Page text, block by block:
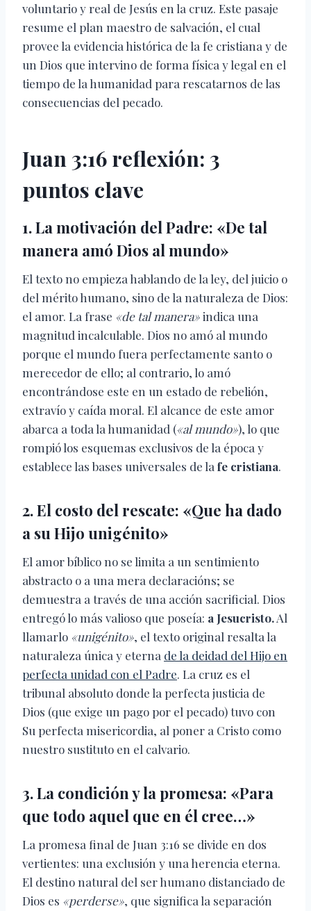
voluntario y real de Jesús en la cruz. Este pasaje
resume el plan maestro de salvación, el cual
provee la evidencia histórica de la fe cristiana y de
un Dios que intervino de forma física y legal en el
tiempo de la humanidad para rescatarnos de las
consecuencias del pecado.
Juan 3:16 reflexión: 3
puntos clave
1. La motivación del Padre: «De tal
manera amó Dios al mundo»
El texto no empieza hablando de la ley, del juicio o
del mérito humano, sino de la naturaleza de Dios:
el amor. La frase «de tal manera»indica una
magnitud incalculable. Dios no amó al mundo
porque el mundo fuera perfectamente santo o
merecedor de ello; al contrario, lo amó
encontrándose este en un estado de rebelión,
extravío y caída moral. El alcance de este amor
abarca a toda la humanidad («al mundo»), lo que
rompió los esquemas exclusivos de la época y
establece las bases universales de la fe cristiana.
2. El costo del rescate: «Que ha dado
a su Hijo unigénito»
El amor bíblico no se limita a un sentimiento
abstracto o a una mera declaracións; se
demuestra a través de una acción sacrificial. Dios
entregó lo más valioso que poseía: a Jesucristo.Al
llamarlo «unigénito», el texto original resalta la
naturaleza única y eterna de la deidad del Hijo en
perfecta unidad con el Padre. La cruz es el
tribunal absoluto donde la perfecta justicia de
Dios (que exige un pago por el pecado) tuvo con
Su perfecta misericordia, al poner a Cristo como
nuestro sustituto en el calvario.
3. La condición y la promesa: «Para
que todo aquel que en él cree…»
La promesa final de Juan 3:16 se divide en dos
vertientes: una exclusión y una herencia eterna.
El destino natural del ser humano distanciado de
Dios es «perderse», que significa la separación